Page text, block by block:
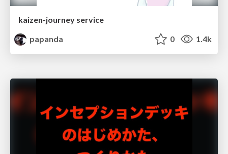
kaizen-journey service
papanda
0 1.4k